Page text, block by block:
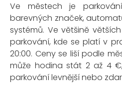
Ve městech je
barevných značek,
systémů. Ve většině
parkování, kde se platí v
20:00. Ceny se liší podle
může hodina stát 2 až 4
parkování levnější nebo